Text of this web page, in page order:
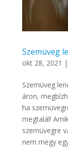
Szemüveg
okt 28, 2021 |
Szemüveg
áron,
ha
megtalál!
szemüvegre
nem megy